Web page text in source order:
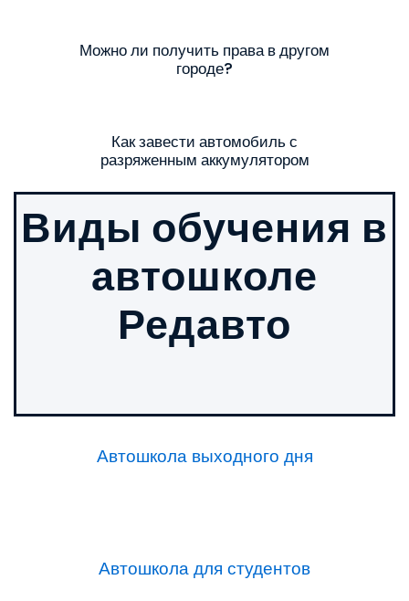
Можно ли получить права в другом
городе?
Как завести автомобиль с
разряженным аккумулятором
Виды обучения в
автошколе
Редавто
Автошкола выходного дня
Автошкола для студентов